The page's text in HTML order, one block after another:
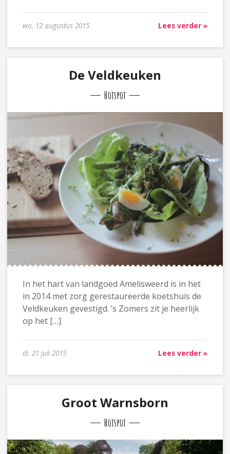
wo. 12 augustus 2015 Lees verder »
De Veldkeuken
Hotspot
In het hart van landgoed Amelisweerd is in het
in 2014 met zorg gerestaureerde koetshuis de
Veldkeuken gevestigd. ’s Zomers zit je heerlijk
op het […]
di. 21 juli 2015 Lees verder »
Groot Warnsborn
Hotspot